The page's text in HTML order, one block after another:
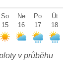
So
15
Ne
16
Po
17
Út
18
v průběhu